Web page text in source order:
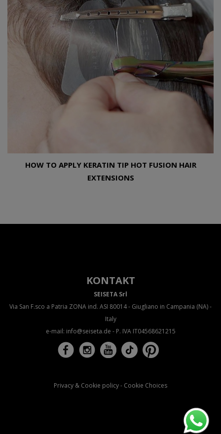
HOW TO APPLY KERATIN TIP HOT FUSION HAIR
EXTENSIONS
KONTAKT
SEISETA Srl
Via San F.sco a Patria ZONA ind. ASI 80014 - Giugliano in Campania (NA) -
Italy
e-mail: info@seiseta.de - P. IVA IT04568621215
Privacy & Cookie policy- Cookie Choices